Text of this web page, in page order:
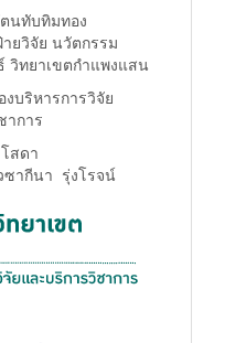
นทับทิมทอง
นวัตกรรม
ขตกำแพงแสน
งบริหารการวิจัย
าร
สดา
งโรจน์